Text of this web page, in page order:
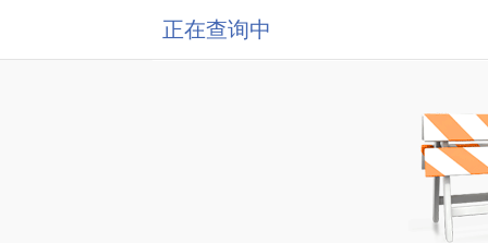
正在查询中